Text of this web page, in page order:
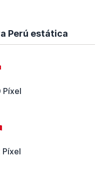
Perú estática
Píxel
Píxel